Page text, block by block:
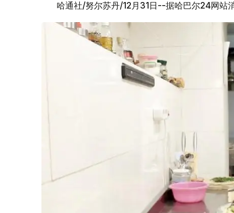
哈通社/努尔苏丹/12月31日--据哈巴尔24网站